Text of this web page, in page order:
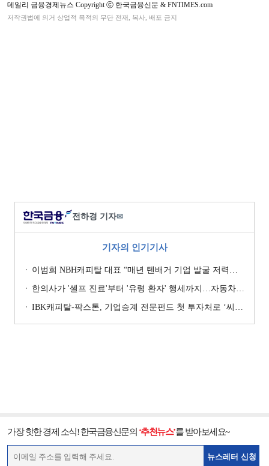
데일리 금융경제뉴스 Copyright ⓒ 한국금융신문 & FNTIMES.com
저작권법에 의거 상업적 목적의 무단 전재, 복사, 배포 금지
전하경 기자✉
기자의 인기기사
이범희 NBH캐피탈 대표 “매년 텐배거 기업 발굴 저력…올해 ROE 20% 목표”
한의사가 '셀프 진료'부터 '유령 환자' 행세까지…자동차보험 악용 심각 [경상환자 8주룰 도입 초읽기]
IBK캐피탈-팍스톤, 기업승계 전문펀드 첫 투자처로 ‘씨엠디기술단’ 낙점 [캐피탈사 돋보기]
가장 핫한 경제 소식! 한국금융신문의 ‘추천뉴스’를 받아보세요~
뉴스레터 신청